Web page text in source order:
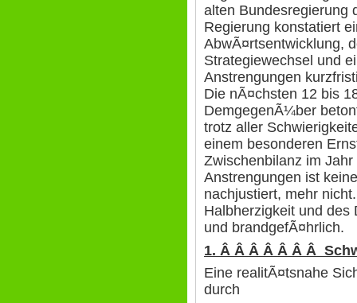
alten Bundesregierung
Regierung konstatiert
AbwÃ¤rtsentwicklung,
Strategiewechsel und
Anstrengungen
Die nÃ¤chsten 12 bis
DemgegenÃ¼ber
trotz aller
einem besonderen
Zwischenbilanz im
Anstrengungen ist
nachjustiert, mehr
Halbherzigkeit und des
und brandgefÃ¤hrlich.
1. Â Â Â Â Â Â Â
Eine realitÃ¤tsnahe
durch